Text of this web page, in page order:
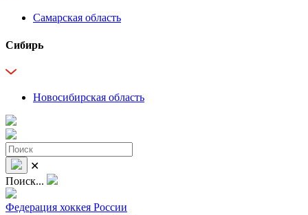
Самарская область
Сибирь
Новосибирская область
✕
Поиск...
Федерация хоккея России